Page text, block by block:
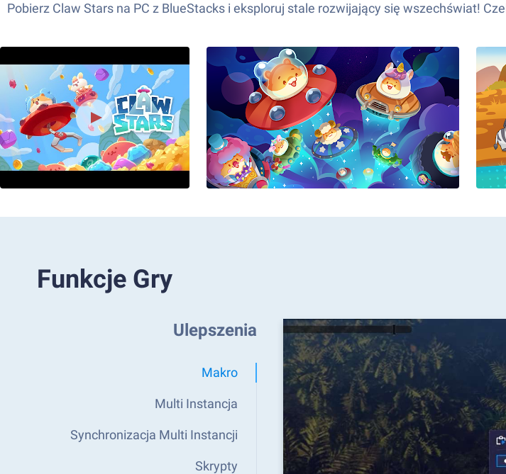
Pobierz Claw Stars na PC z BlueStacks i eksploruj stale rozwijający się wszechświat!
Funkcje Gry
Ulepszenia
Makro
Multi Instancja
Synchronizacja Multi Instancji
Skrypty